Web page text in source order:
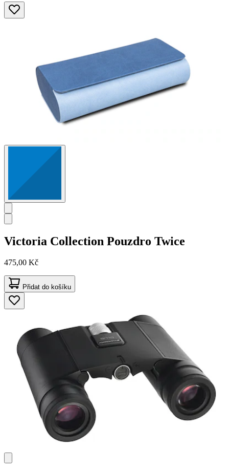
Victoria Collection Pouzdro Twice
475,00 Kč
Přidat do košíku